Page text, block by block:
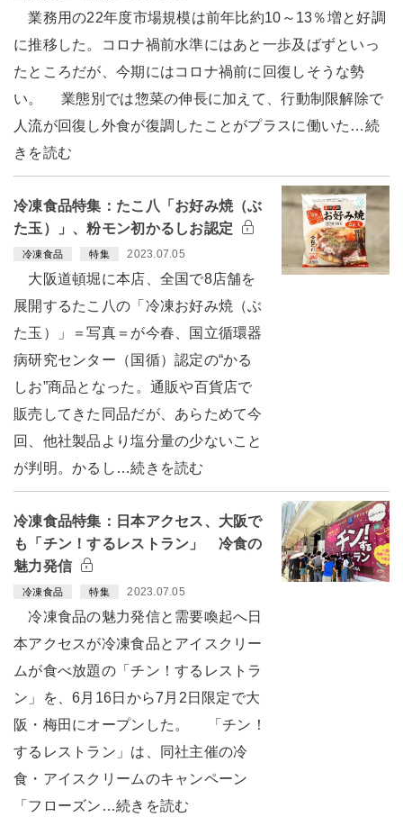
業務用の22年度市場規模は前年比約10～13％増と好調
に推移した。コロナ禍前水準にはあと一歩及ばずといっ
たところだが、今期にはコロナ禍前に回復しそうな勢
い。 業態別では惣菜の伸長に加えて、行動制限解除で
人流が回復し外食が復調したことがプラスに働いた…続
きを読む
冷凍食品特集：たこ八「お好み焼（ぶ
た玉）」、粉モン初かるしお認定
冷凍食品 特集 2023.07.05
大阪道頓堀に本店、全国で8店舗を
展開するたこ八の「冷凍お好み焼（ぶ
た玉）」＝写真＝が今春、国立循環器
病研究センター（国循）認定の“かる
しお”商品となった。通販や百貨店で
販売してきた同品だが、あらためて今
回、他社製品より塩分量の少ないこと
が判明。かるし…続きを読む
冷凍食品特集：日本アクセス、大阪で
も「チン！するレストラン」 冷食の
魅力発信
冷凍食品 特集 2023.07.05
冷凍食品の魅力発信と需要喚起へ日
本アクセスが冷凍食品とアイスクリー
ムが食べ放題の「チン！するレストラ
ン」を、6月16日から7月2日限定で大
阪・梅田にオープンした。 「チン！
するレストラン」は、同社主催の冷
食・アイスクリームのキャンペーン
「フローズン…続きを読む